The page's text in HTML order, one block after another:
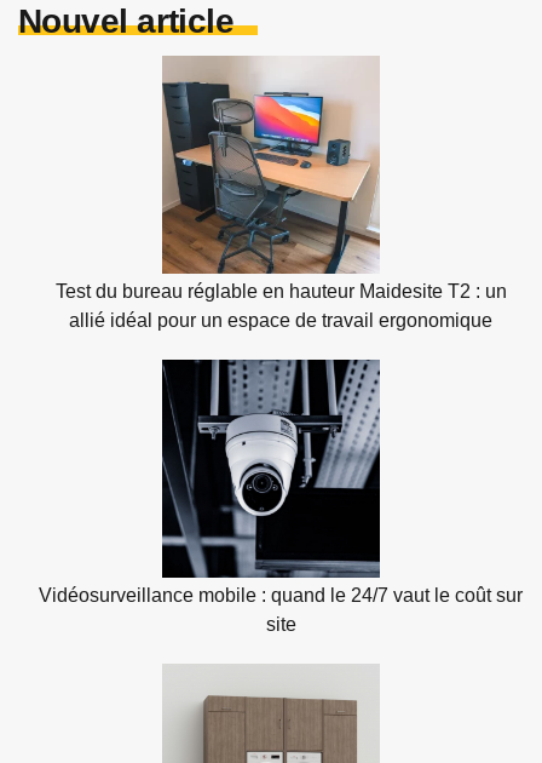
Nouvel article
Test du bureau réglable en hauteur Maidesite T2 : un
allié idéal pour un espace de travail ergonomique
Vidéosurveillance mobile : quand le 24/7 vaut le coût sur
site